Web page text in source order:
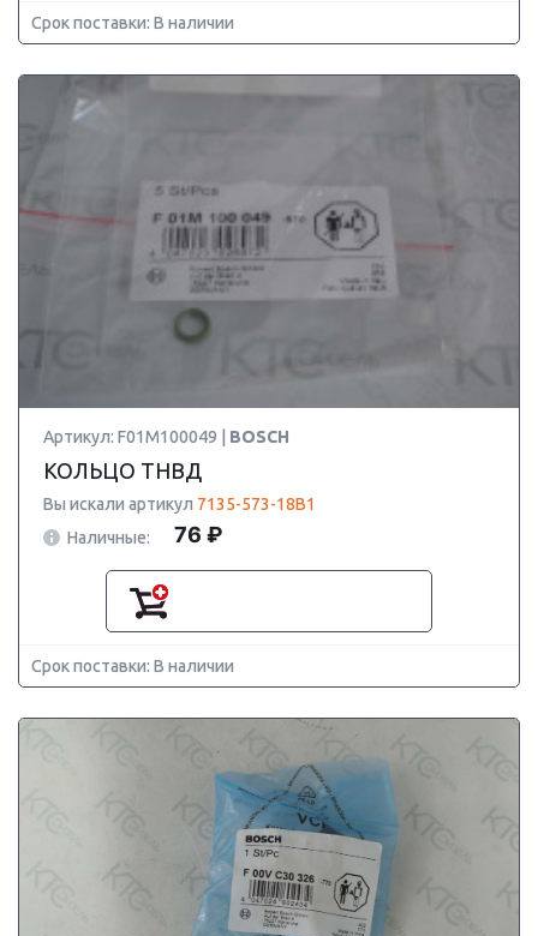
Срок поставки: В наличии
Артикул: F01M100049 | BOSCH
КОЛЬЦО ТНВД
Вы искали артикул 7135-573-18B1
Наличные:
76 ₽
Срок поставки: В наличии